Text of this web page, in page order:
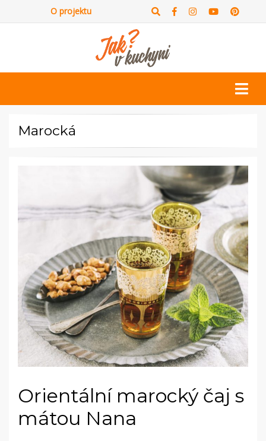
O projektu
Marocká
Orientální marocký čaj s
mátou Nana